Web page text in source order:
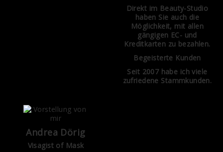
Direkt im Beauty-Studio
haben Sie auch die
Möglichkeit, mit allen
gängigen EC- und
Kreditkarten zu bezahlen.
Begeisterte Kunden
Seit 2007 habe ich viele
zufriedene Stammkunden.
Andrea Dörig
Visagist of Mask